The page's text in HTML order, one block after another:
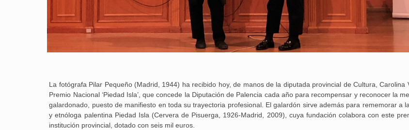
La fotógrafa Pilar Pequeño (Madrid, 1944) ha recibido hoy, de manos de la diputada provincial de Cultura, Carolina
Premio Nacional ‘Piedad Isla’, que concede la Diputación de Palencia cada año para recompensar y reconocer la
galardonado, puesto de manifiesto en toda su trayectoria profesional. El galardón sirve además para rememorar a
y etnóloga palentina Piedad Isla (Cervera de Pisuerga, 1926-Madrid, 2009), cuya fundación colabora con este
institución provincial, dotado con seis mil euros.